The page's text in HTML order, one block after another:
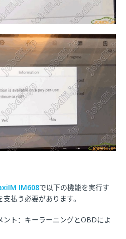
IM608で以下の機能を実行す
払う必要があります。
ト：キーラーニングとOBDによ